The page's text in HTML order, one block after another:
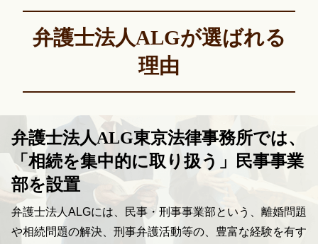
弁護士法人ALGが選ばれる
理由
弁護士法人ALG東京法律事務所では、
「相続を集中的に取り扱う」 民事事業
部を設置
弁護士法人ALGには、民事・刑事事業部という、離婚問題
や相続問題の解決、刑事弁護活動等の、豊富な経験を有す